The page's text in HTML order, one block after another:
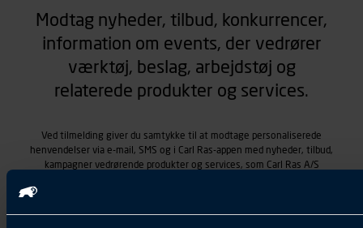
Modtag nyheder, tilbud, konkurrencer,
information om events, der vedrører
værktøj, beslag, arbejdstøj og
relaterede produkter og services.
Ved tilmelding giver du samtykke til at modtage personaliserede
henvendelser via e-mail, SMS og i Carl Ras-appen med nyheder, tilbud,
kampagner vedrørende produkter og services, som Carl Ras A/S